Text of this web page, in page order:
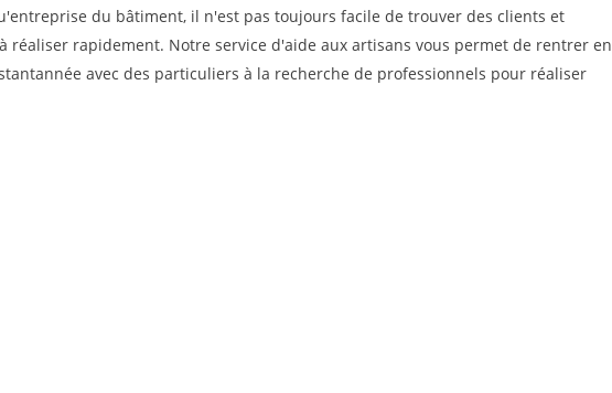
du bâtiment, il n'est pas toujours facile de trouver des clients et
réaliser rapidement. Notre service d'aide aux artisans vous permet de rentrer en
avec des particuliers à la recherche de professionnels pour réaliser